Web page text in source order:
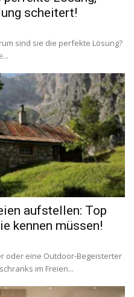
scheitert!
sind sie die perfekte Lösung?
aufstellen: Top
kennen müssen!
oder eine Outdoor-Begeisterter
im Freien...